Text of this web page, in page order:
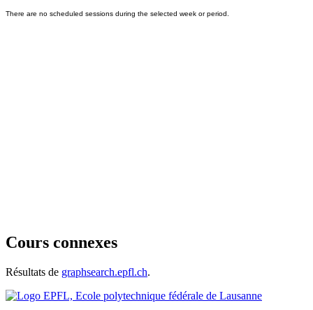
Cours connexes
Résultats de graphsearch.epfl.ch.